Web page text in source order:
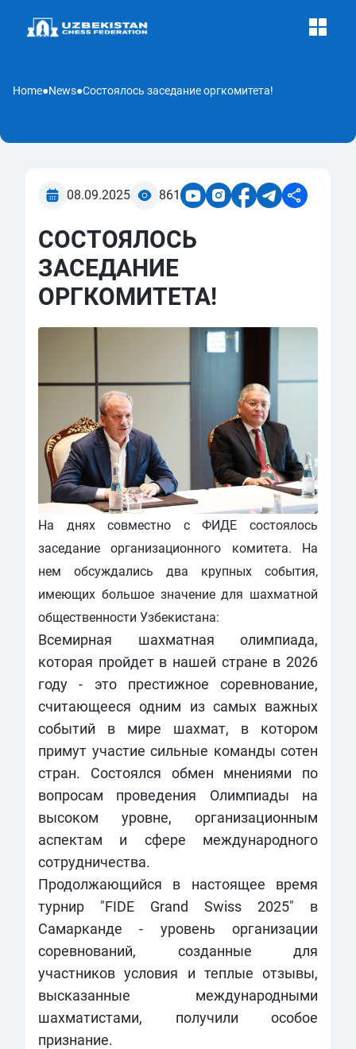
Home●News●Состоялось заседание оргкомитета!
08.09.2025 861
СОСТОЯЛОСЬ
ЗАСЕДАНИЕ
ОРГКОМИТЕТА!
На днях совместно с ФИДЕ состоялось
заседание организационного комитета. На
нем обсуждались два крупных события,
имеющих большое значение для шахматной
общественности Узбекистана:
Всемирная шахматная олимпиада,
которая пройдет в нашей стране в 2026
году - это престижное соревнование,
считающееся одним из самых важных
событий в мире шахмат, в котором
примут участие сильные команды сотен
стран. Состоялся обмен мнениями по
вопросам проведения Олимпиады на
высоком уровне, организационным
аспектам и сфере международного
сотрудничества.
Продолжающийся в настоящее время
турнир "FIDE Grand Swiss 2025" в
Самарканде - уровень организации
соревнований, созданные для
участников условия и теплые отзывы,
высказанные международными
шахматистами, получили особое
признание.